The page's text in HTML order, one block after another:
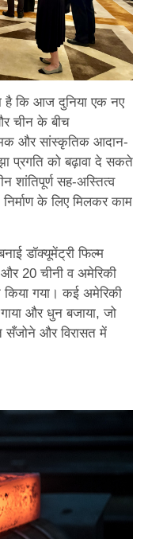
है कि आज दुनिया एक नए
चीन के बीच
और सांस्कृतिक आदान-
प्रगति को बढ़ावा दे सकते
सह-अस्तित्व
के लिए मिलकर काम
डॉक्यूमेंट्री फिल्म
और 20 चीनी व अमेरिकी
किया गया। कई अमेरिकी
और धुन बजाया, जो
सँजोने और विरासत में